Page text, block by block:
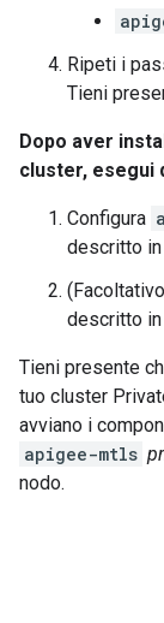
Ripeti i
Tieni
Dopo aver
cluster, esegui
Configura
descritto in
descritto in
Tieni presente
tuo cluster
avviano i
apigee-mtls
nodo.